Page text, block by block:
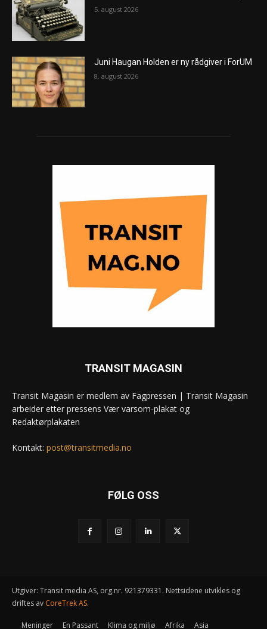
5. august 2026
Juni Haugan Holden er ny rådgiver i ForUM
8. august 2026
TRANSIT MAGASIN
Transit Magasin er medlem av Fagpressen | Transit Magasin
arbeider etter pressens Vær varsom-plakat og
Redaktørplakaten
Kontakt: post@transitmedia.no
FØLG OSS
Utgiver: Transit media AS, org.nr. 921379331. Nettsidene utvikles og
driftes av CoreTrek AS.
Meninger En Passant Klima og miljø Afrika Asia